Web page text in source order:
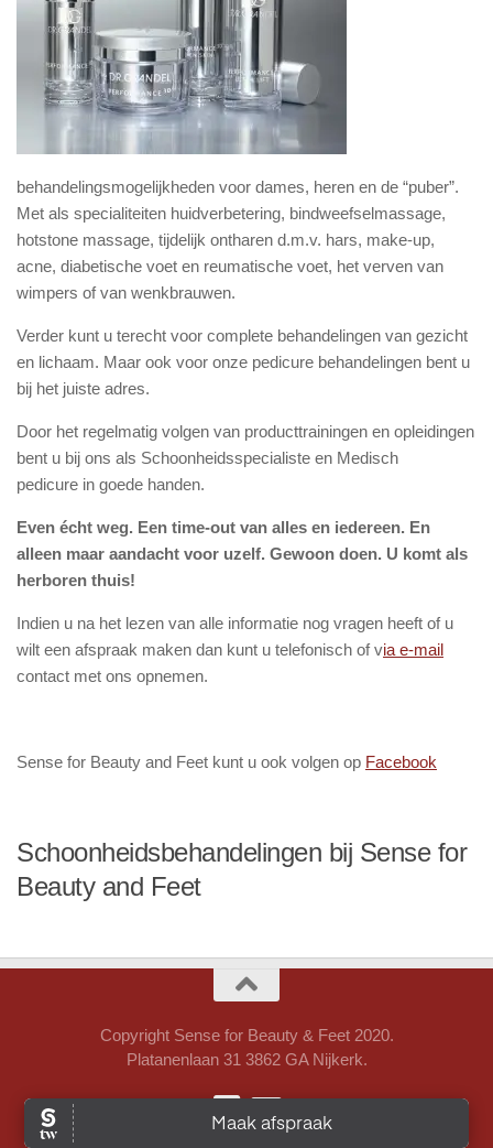
behandelingsmogelijkheden voor dames, heren en de “puber”.
Met als specialiteiten huidverbetering, bindweefselmassage,
hotstone massage, tijdelijk ontharen d.m.v. hars, make-up,
acne, diabetische voet en reumatische voet, het verven van
wimpers of van wenkbrauwen.
Verder kunt u terecht voor complete behandelingen van gezicht
en lichaam. Maar ook voor onze pedicure behandelingen bent u
bij het juiste adres.
Door het regelmatig volgen van producttrainingen en opleidingen
bent u bij ons als Schoonheidsspecialiste en Medisch
pedicure in goede handen.
Even écht weg. Een time-out van alles en iedereen. En
alleen maar aandacht voor uzelf. Gewoon doen. U komt als
herboren thuis!
Indien u na het lezen van alle informatie nog vragen heeft of u
wilt een afspraak maken dan kunt u telefonisch of via e-mail
contact met ons opnemen.
Sense for Beauty and Feet kunt u ook volgen op Facebook
Schoonheidsbehandelingen bij Sense for
Beauty and Feet
Copyright Sense for Beauty & Feet 2020.
Platanenlaan 31 3862 GA Nijkerk.